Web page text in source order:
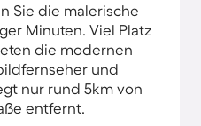
Sie die malerische
Minuten. Viel Platz
die modernen
und
nur rund 5km von
entfernt.